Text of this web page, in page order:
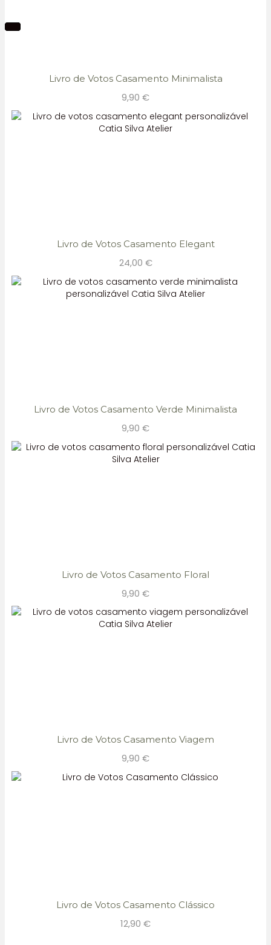
Livro de Votos Casamento Minimalista
9,90 €
Livro de Votos Casamento Elegant
24,00 €
Livro de Votos Casamento Verde Minimalista
9,90 €
Livro de Votos Casamento Floral
9,90 €
Livro de Votos Casamento Viagem
9,90 €
Livro de Votos Casamento Clássico
12,90 €